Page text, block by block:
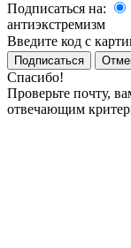
Подписаться на:
антиэкстремизм
Введите код с
Подписаться
Спасибо!
Проверьте почту,
отвечающим